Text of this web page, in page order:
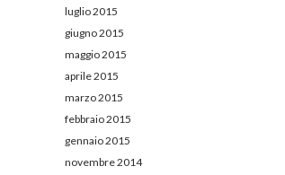
luglio 2015
giugno 2015
maggio 2015
aprile 2015
marzo 2015
febbraio 2015
gennaio 2015
novembre 2014